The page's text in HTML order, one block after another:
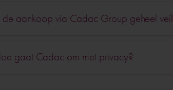
de aankoop via Cadac Group geheel
gaat Cadac om met privacy?